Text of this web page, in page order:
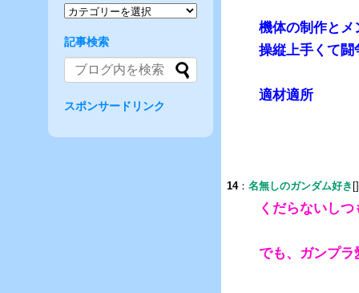
機体の制作とメ
操縦上手くて闘
適材適所
14： 名無しのガンダム好き
くだらないし
でも、ガンプラ
記事検索
スポンサードリンク